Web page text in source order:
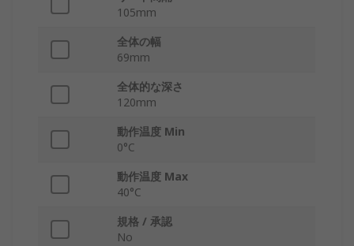
105mm
全体の幅
69mm
全体的な深さ
120mm
動作温度 Min
0°C
動作温度 Max
40°C
規格 / 承認
No